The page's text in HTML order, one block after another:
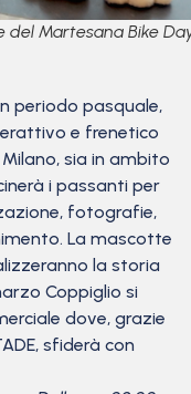
del Martesana Bike
periodo pasquale,
e frenetico
sia in ambito
i passanti per
fotografie,
La mascotte
la storia
Coppiglio si
dove, grazie
sfiderà con